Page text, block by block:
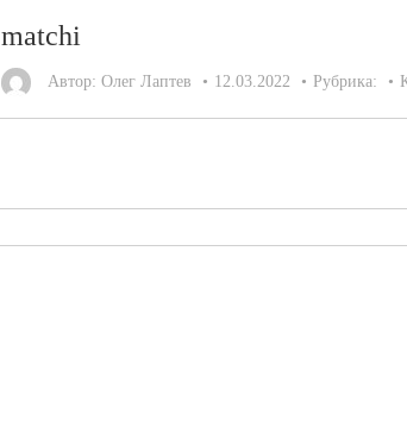
matchi
Автор: Олег Лаптев 12.03.2022 Рубрика: